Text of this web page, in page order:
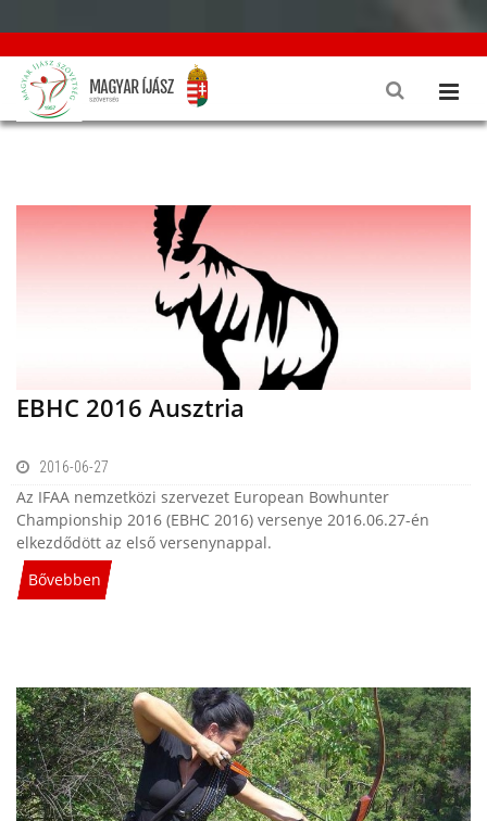
EBHC 2016 Ausztria
2016-06-27
Az IFAA nemzetközi szervezet European Bowhunter
Championship 2016 (EBHC 2016) versenye 2016.06.27-én
elkezdődött az első versenynappal.
Bővebben